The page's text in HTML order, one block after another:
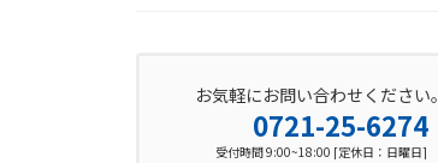
お気軽にお問い合わせください。
0721-25-6274
受付時間 9:00~18:00 [定休日：日曜日]